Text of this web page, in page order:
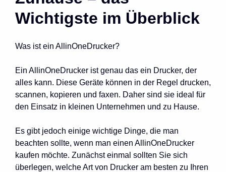
Wichtigste im Überblick
Was ist ein AllinOneDrucker?
Ein AllinOneDrucker ist genau das ein Drucker, der
alles kann. Diese Geräte können in der Regel drucken,
scannen, kopieren und faxen. Daher sind sie ideal für
den Einsatz in kleinen Unternehmen und zu Hause.
Es gibt jedoch einige wichtige Dinge, die man
beachten sollte, wenn man einen AllinOneDrucker
kaufen möchte. Zunächst einmal sollten Sie sich
überlegen, welche Art von Drucker am besten zu Ihren